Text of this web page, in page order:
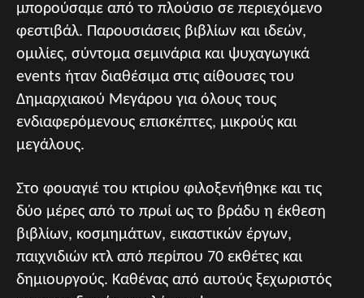
μπορούσαμε από το πλούσιο σε περιεχόμενο
φεστιβάλ. Παρουσιάσεις βιβλίων και ιδεών,
ομιλίες, σύντομα σεμινάρια και ψυχαγωγικά
events ήταν διαθέσιμα στις αίθουσες του
Δημαρχιακού Μεγάρου για όλους τους
ενδιαφερόμενους επισκέπτες, μικρούς και
μεγάλους.
Στο φουαγιέ του κτιρίου φιλοξενήθηκε και τις
δύο μέρες από το πρωί ως το βράδυ η έκθεση
βιβλίων, κοσμημάτων, εικαστικών έργων,
παιχνιδιών κτλ από περίπου 70 εκθέτες και
δημιουργούς. Καθένας από αυτούς ξεχωριστός